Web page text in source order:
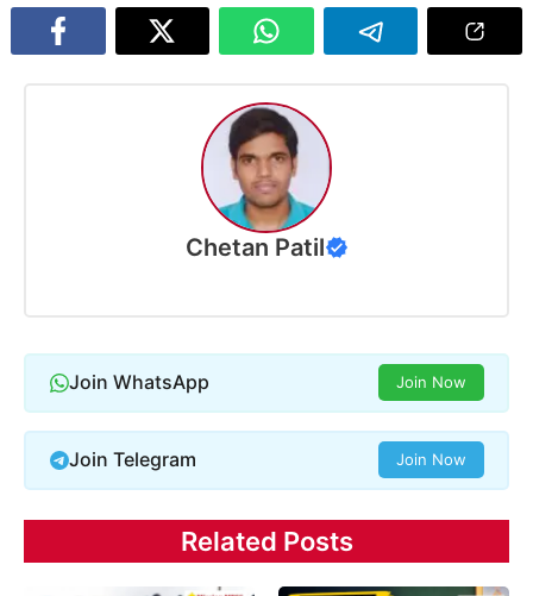
Chetan Patil
Join WhatsApp Join Now
Join Telegram Join Now
Related Posts